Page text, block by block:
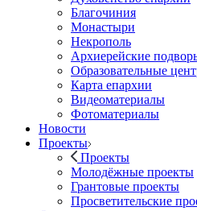
Благочиния
Монастыри
Некрополь
Архиерейские
Образовательные
Карта епархии
Видеоматериалы
Фотоматериалы
Новости
Проекты
Проекты
Молодёжные проекты
Грантовые проекты
Просветительские